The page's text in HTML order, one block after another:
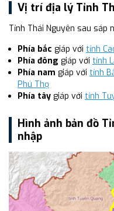
Vị trí địa lý Tỉnh
Tỉnh Thái Nguyên sau sáp
Phía bắc giáp với tỉnh
Phía đông giáp với tỉnh
Phía nam giáp với tỉnh
Phú Thọ
Phía tây giáp với tỉnh
Hình ảnh bản đồ
nhập